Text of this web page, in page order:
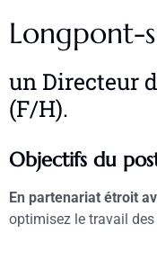
Longpont-
un Directeur
(F/H).
Objectifs du
En partenariat étroit
optimisez le travail